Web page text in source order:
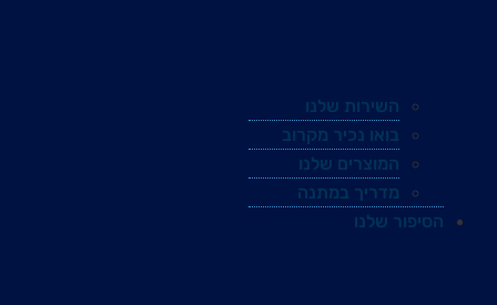
השירות שלנו
בואו נכיר מקרוב
המוצרים שלנו
מדריך במתנה
הסיפור שלנו